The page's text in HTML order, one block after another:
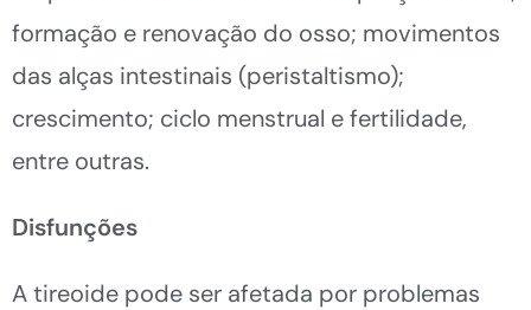
formação e renovação do osso; movimentos
das alças intestinais (peristaltismo);
crescimento; ciclo menstrual e fertilidade,
entre outras.
Disfunções
A tireoide pode ser afetada por problemas